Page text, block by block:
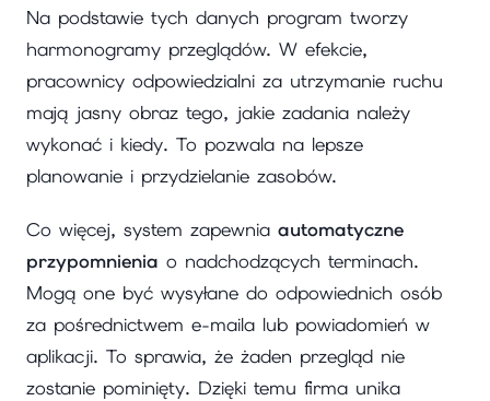
Na podstawie tych danych program tworzy
harmonogramy przeglądów. W efekcie,
pracownicy odpowiedzialni za utrzymanie ruchu
mają jasny obraz tego, jakie zadania należy
wykonać i kiedy. To pozwala na lepsze
planowanie i przydzielanie zasobów.
Co więcej, system zapewnia automatyczne
przypomnienia o nadchodzących terminach.
Mogą one być wysyłane do odpowiednich osób
za pośrednictwem e-maila lub powiadomień w
aplikacji. To sprawia, że żaden przegląd nie
zostanie pominięty. Dzięki temu firma unika